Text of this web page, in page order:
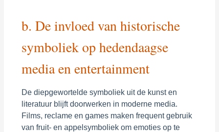
b. De invloed van historische
symboliek op hedendaagse
media en entertainment
De diepgewortelde symboliek uit de kunst en
literatuur blijft doorwerken in moderne media.
Films, reclame en games maken frequent gebruik
van fruit- en appelsymboliek om emoties op te